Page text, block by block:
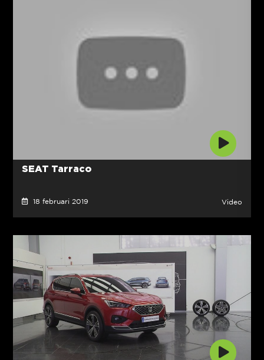
SEAT Tarraco
18 februari 2019 Video